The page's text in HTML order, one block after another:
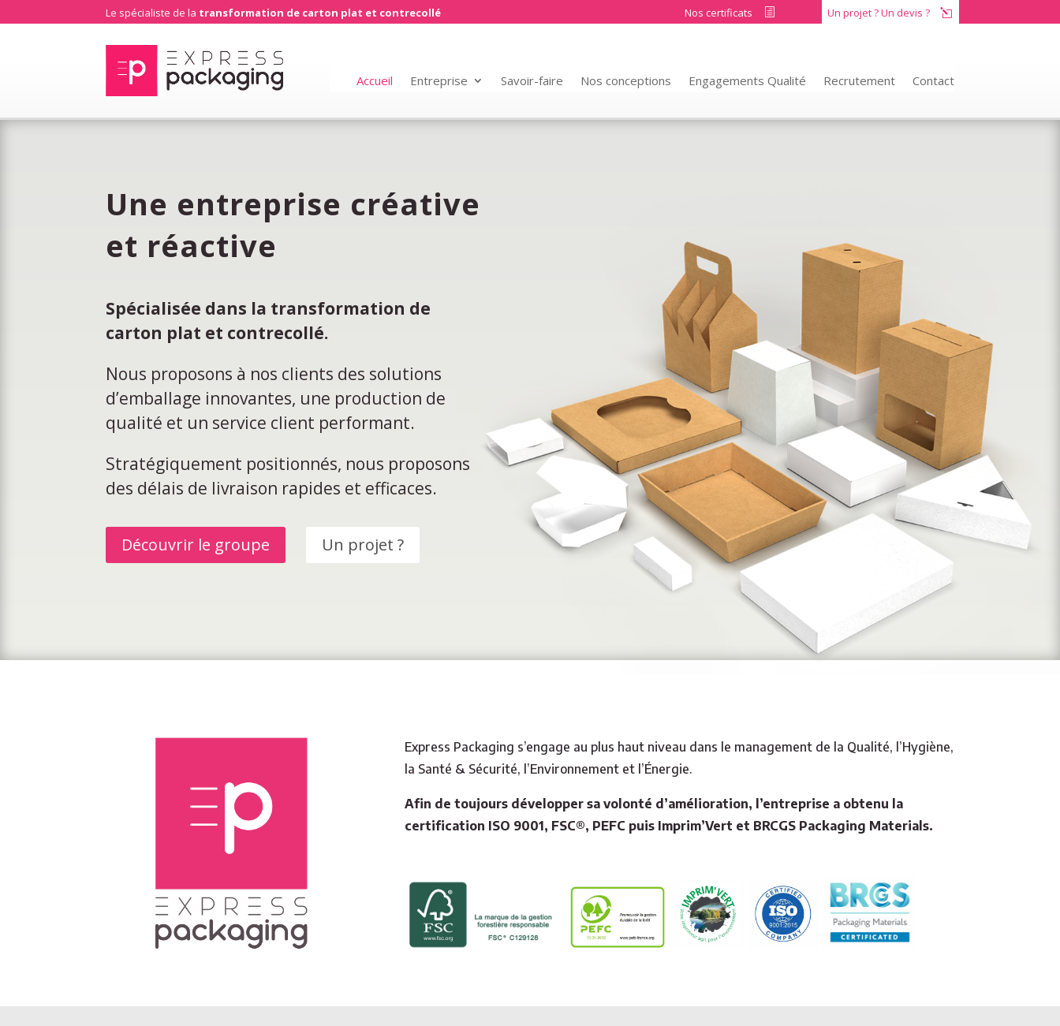
Le spécialiste de la transformation de carton plat et contrecollé Nos certificats h Un projet ? Un devis ? l
Accueil Entreprise Savoir-faire Nos conceptions Engagements Qualité Recrutement Contact
Une entreprise créative
et réactive
Spécialisée dans la transformation de
carton plat et contrecollé.
Nous proposons à nos clients des solutions
d’emballage innovantes, une production de
qualité et un service client performant.
Stratégiquement positionnés, nous proposons
des délais de livraison rapides et efficaces.
Découvrir le groupe Un projet ?
Express Packaging s’engage au plus haut niveau dans le management de la Qualité, l’Hygiène,
la Santé & Sécurité, l’Environnement et l’Énergie.
Afin de toujours développer sa volonté d’amélioration, l’entreprise a obtenu la
certification ISO 9001, FSC®, PEFC puis Imprim’Vert et BRCGS Packaging Materials.